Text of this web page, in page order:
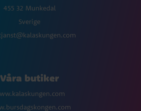
455 32 Munkedal
Sverige
Våra butiker